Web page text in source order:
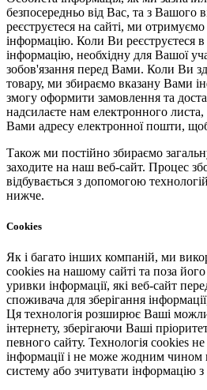
безпосередньо від Вас, та з Вашого
реєструєтеся на сайті, ми
інформацію. Коли Ви реєструєтеся
інформацію, необхідну для Вашої
зобов'язання перед Вами. Коли Ви
товару, ми збираємо вказану Вами
змогу оформити замовлення та
надсилаєте нам електронного листа,
Вами адресу електронної пошти,
Також ми постійно збираємо
заходите на наш веб-сайт. Процес
відбувається з допомогою
нижче.
Cookies
Як і багато інших компаній, ми
cookies на нашому сайті та поза
уривки інформації, які веб-сайт
споживача для зберігання
Ця технологія розширює Ваші
інтернету, зберігаючи Ваші
певного сайту. Технологія cookies не
інформації і не може жодним
систему або зчитувати інформацію